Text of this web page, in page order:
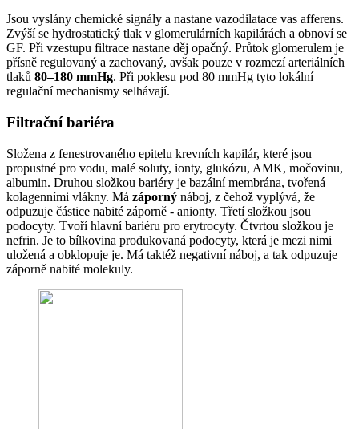
Jsou vyslány chemické signály a nastane vazodilatace vas afferens.
Zvýší se hydrostatický tlak v glomerulárních kapilárách a obnoví se
GF. Při vzestupu filtrace nastane děj opačný. Průtok glomerulem je
přísně regulovaný a zachovaný, avšak pouze v rozmezí arteriálních
tlaků 80–180 mmHg. Při poklesu pod 80 mmHg tyto lokální
regulační mechanismy selhávají.
Filtrační bariéra
Složena z fenestrovaného epitelu krevních kapilár, které jsou
propustné pro vodu, malé soluty, ionty, glukózu, AMK, močovinu,
albumin. Druhou složkou bariéry je bazální membrána, tvořená
kolagenními vlákny. Má záporný náboj, z čehož vyplývá, že
odpuzuje částice nabité záporně - anionty. Třetí složkou jsou
podocyty. Tvoří hlavní bariéru pro erytrocyty. Čtvrtou složkou je
nefrin. Je to bílkovina produkovaná podocyty, která je mezi nimi
uložená a obklopuje je. Má taktéž negativní náboj, a tak odpuzuje
záporně nabité molekuly.